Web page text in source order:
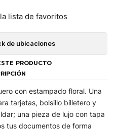
lista de favoritos
de ubicaciones
PRODUCTO
con estampado floral. Una
tarjetas, bolsillo billetero y
una pieza de lujo con tapa
tus documentos de forma